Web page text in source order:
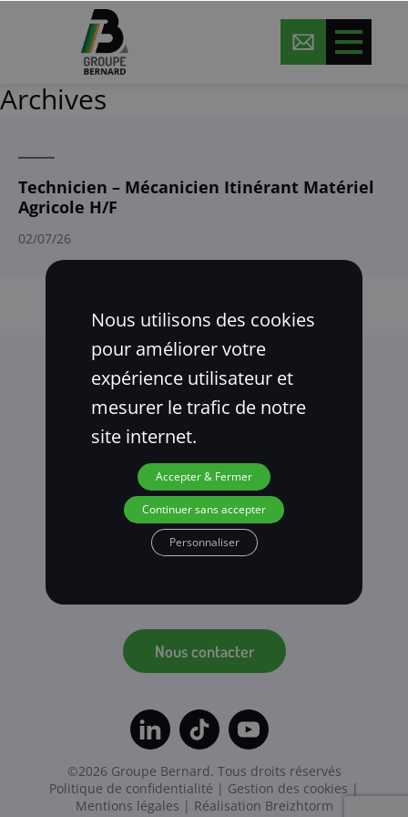
Archives
Technicien – Mécanicien Itinérant Matériel
Agricole H/F
02/07/26
1 2
Nous contacter
©2026 Groupe Bernard. Tous droits réservés
Politique de confidentialité | Gestion des cookies |
Mentions légales | Réalisation Breizhtorm
Nous utilisons des cookies
pour améliorer votre
expérience utilisateur et
mesurer le trafic de notre
site internet.
Accepter & Fermer
Continuer sans accepter
Personnaliser